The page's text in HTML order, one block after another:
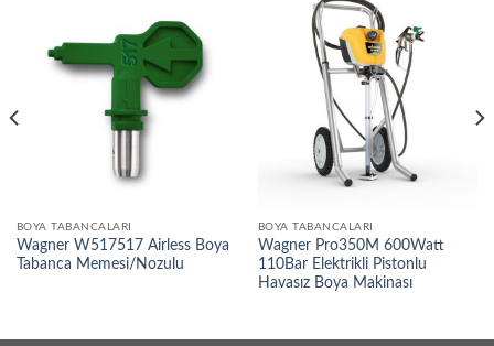
BOYA TABANCALARI
Wagner W517517 Airless Boya
Tabanca Memesi/Nozulu
BOYA TABANCALARI
Wagner Pro350M 600Watt
110Bar Elektrikli Pistonlu
Havasız Boya Makinası